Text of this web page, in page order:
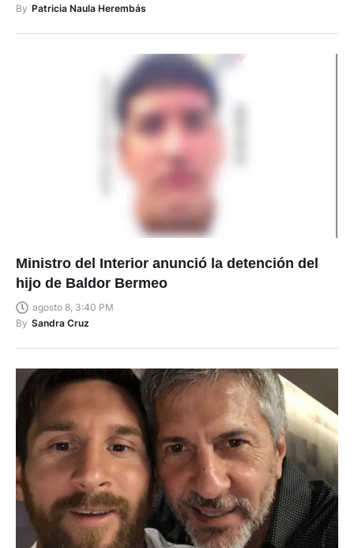
By Patricia Naula Herembás
Ministro del Interior anunció la detención del
hijo de Baldor Bermeo
agosto 8, 3:40 PM
By Sandra Cruz